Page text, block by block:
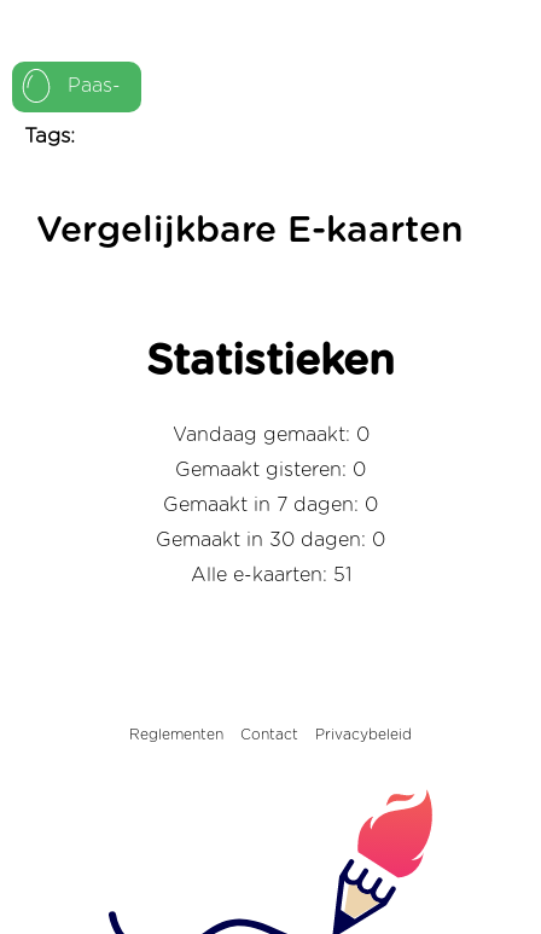
Paas-
Tags:
Vergelijkbare E-kaarten
Statistieken
Vandaag gemaakt: 0
Gemaakt gisteren: 0
Gemaakt in 7 dagen: 0
Gemaakt in 30 dagen: 0
Alle e-kaarten: 51
Reglementen Contact Privacybeleid